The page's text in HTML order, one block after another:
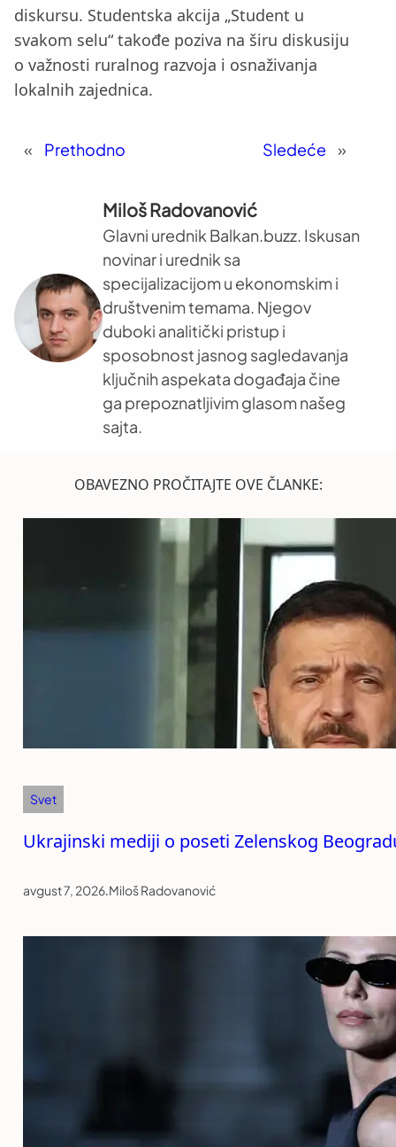
diskursu. Studentska akcija „Student u
svakom selu“ takođe poziva na širu diskusiju
o važnosti ruralnog razvoja i osnaživanja
lokalnih zajednica.
« Prethodno Sledeće »
Miloš Radovanović
Glavni urednik Balkan.buzz. Iskusan
novinar i urednik sa
specijalizacijom u ekonomskim i
društvenim temama. Njegov
duboki analitički pristup i
sposobnost jasnog sagledavanja
ključnih aspekata događaja čine
ga prepoznatljivim glasom našeg
sajta.
OBAVEZNO PROČITAJTE OVE ČLANKE:
Svet
Ukrajinski mediji o poseti Zelenskog
avgust 7, 2026.Miloš Radovanović